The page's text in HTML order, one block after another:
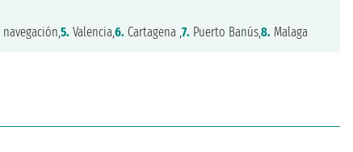
navegación,5. Valencia,6. Cartagena ,7. Puerto Banús,8. Malaga